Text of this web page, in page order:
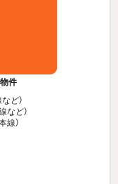
件
など）
など）
線）